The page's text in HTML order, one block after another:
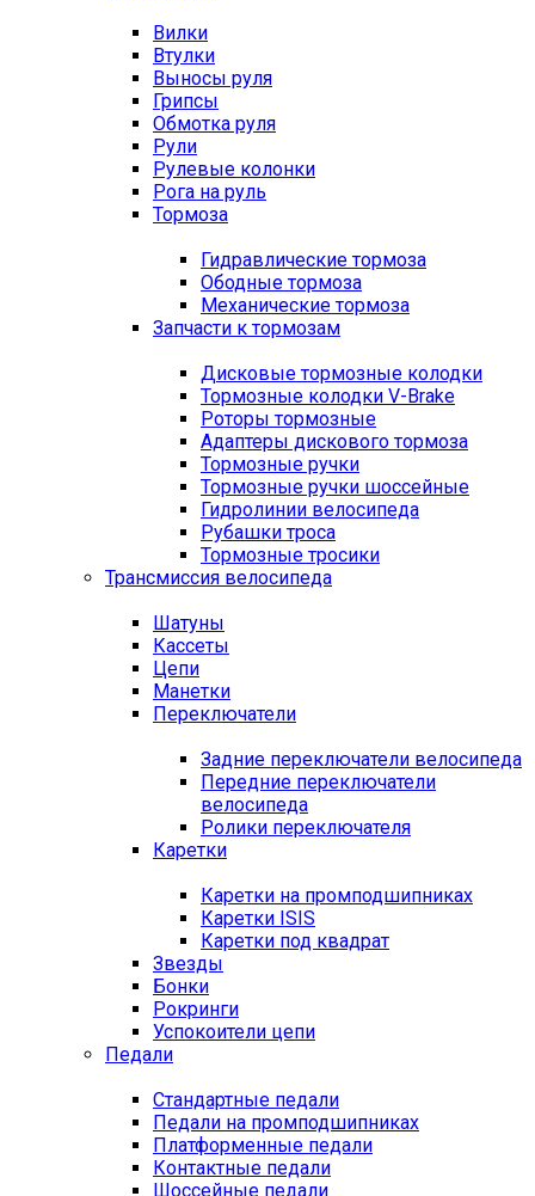
Вилки
Втулки
Выносы руля
Грипсы
Обмотка руля
Рули
Рулевые колонки
Рога на руль
Тормоза
Гидравлические тормоза
Ободные тормоза
Механические тормоза
Запчасти к тормозам
Дисковые тормозные колодки
Тормозные колодки V-Brake
Роторы тормозные
Адаптеры дискового тормоза
Тормозные ручки
Тормозные ручки шоссейные
Гидролинии велосипеда
Рубашки троса
Тормозные тросики
Трансмиссия велосипеда
Шатуны
Кассеты
Цепи
Манетки
Переключатели
Задние переключатели велосипеда
Передние переключатели
велосипеда
Ролики переключателя
Каретки
Каретки на промподшипниках
Каретки ISIS
Каретки под квадрат
Звезды
Бонки
Рокринги
Успокоители цепи
Педали
Стандартные педали
Педали на промподшипниках
Платформенные педали
Контактные педали
Шоссейные педали